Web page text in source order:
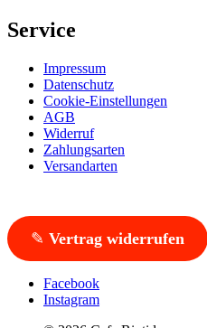
Service
Impressum
Datenschutz
Cookie-Einstellungen
AGB
Widerruf
Zahlungsarten
Versandarten
✎ Vertrag widerrufen
Facebook
Instagram